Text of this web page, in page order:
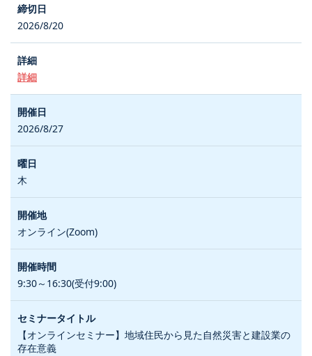
2026/8/20
詳細
2026/8/27
木
オンライン(Zoom)
9:30～16:30(受付9:00)
【オンラインセミナー】地域住民から見た自然災害と建設業の
存在意義